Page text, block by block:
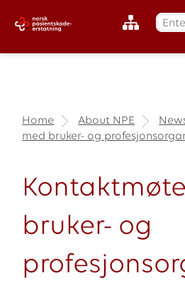
S
k
Home About NPE
med bruker- og
bruker- og